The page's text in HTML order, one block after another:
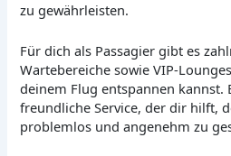
zu gewährleisten.
Für dich als Passagier gibt es
Wartebereiche sowie VIP-
deinem Flug entspannen kannst.
freundliche Service, der dir hilft,
problemlos und angenehm zu